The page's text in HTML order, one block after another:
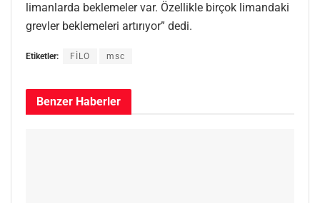
limanlarda beklemeler var. Özellikle birçok limandaki
grevler beklemeleri artırıyor” dedi.
Etiketler: FİLO msc
Benzer Haberler